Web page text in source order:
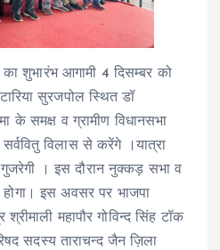
शुभारंभ आगामी 4 दिसम्बर को
सुरजपोल स्थित डॉ
के समक्ष व ग्रामीण विधानसभा
विलास से करेंगे ।यात्रा
। इस दौरान नुक्कड़ सभा व
होगा। इस अवसर पर भाजपा
महापौर गोविन्द सिंह टॉक
सदस्य ताराचन्द जैन ज़िला